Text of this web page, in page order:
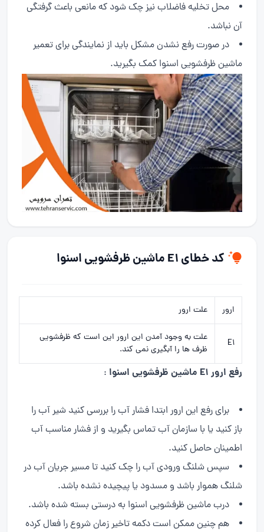
محل تخلیه فاضلاب نیز چک شود که مانعی باعث گرفتگی
آن نباشد.
در صورت رفع نشدن مشکل باید از نمایندگی برای تعمیر
ماشین ظرفشویی اسنوا کمک بگیرید.
کد خطای E1 ماشین ظرفشویی اسنوا
ارور علت ارور
E1
علت به وجود آمدن این ارور این است که ظرفشویی
ظرف ها را آبگیری نمی کند.
رفع ارور E1 ماشین ظرفشویی اسنوا :
برای رفع این ارور ابتدا فشار آب را بررسی کنید شیر آب را
باز کنید یا با سازمان آب تماس بگیرید و از فشار مناسب آب
اطمینان حاصل کنید.
سپس شلنگ ورودی آب را چک کنید تا مسیر جریان آب در
شلنگ هموار باشد و مسدود یا پیچیده نشده باشد.
درب ماشین ظرفشویی اسنوا به درستی بسته شده باشد.
هم چنین ممکن است دکمه تاخیر زمان شروع را فعال کرده